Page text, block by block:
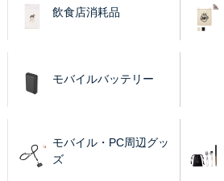
飲食店消耗品
モバイルバッテリー
モバイル・PC周辺グッ
ズ